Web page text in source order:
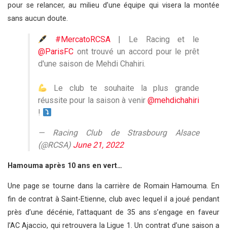
pour se relancer, au milieu d’une équipe qui visera la montée
sans aucun doute.
#MercatoRCSA| Le Racing et le
@ParisFC ont trouvé un accord pour le prêt
d'une saison de Mehdi Chahiri.
Le club te souhaite la plus grande
réussite pour la saison à venir @mehdichahiri
!
— Racing Club de Strasbourg Alsace
(@RCSA) June 21, 2022
Hamouma après 10 ans en vert…
Une page se tourne dans la carrière de Romain Hamouma. En
fin de contrat à Saint-Etienne, club avec lequel il a joué pendant
près d’une décénie, l’attaquant de 35 ans s’engage en faveur
l’AC Ajaccio, qui retrouvera la Ligue 1. Un contrat d’une saison a